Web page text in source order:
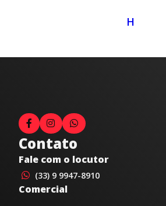
H
Contato
Fale com o locutor
(33) 9 9947-8910
Comercial